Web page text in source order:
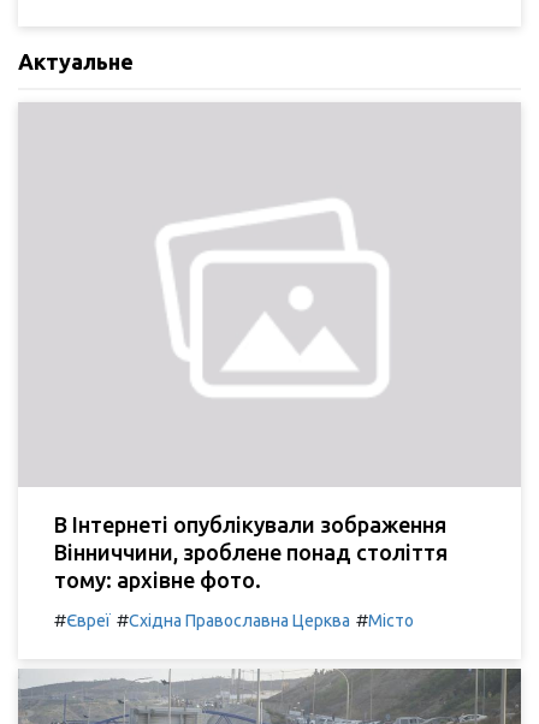
Актуальне
В Інтернеті опублікували зображення
Вінниччини, зроблене понад століття
тому: архівне фото.
#Євреї #Східна Православна Церква #Місто